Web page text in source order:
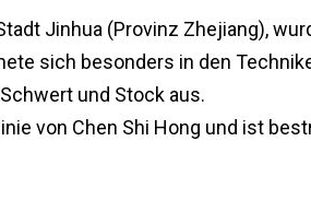
Jinhua (Provinz Zhejiang),
sich besonders in den
und Stock aus.
von Chen Shi Hong und ist